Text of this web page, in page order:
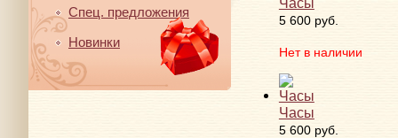
Спец. предложения
Новинки
5 600 руб.
Нет в наличии
Часы
5 600 руб.